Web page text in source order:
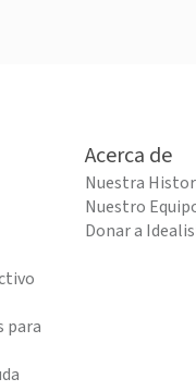
para
Acerca de
Nuestra
Nuestro
Donar a